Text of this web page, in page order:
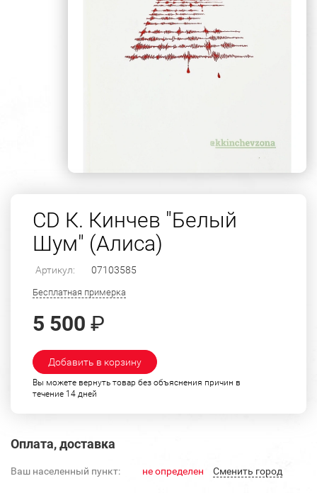
CD К. Кинчев "Белый
Шум" (Алиса)
Артикул: 07103585
Бесплатная примерка
5 500 ₽
Добавить в корзину
Вы можете вернуть товар без объяснения причин в
течение 14 дней
Оплата, доставка
Ваш населенный пункт: не определен Cменить город